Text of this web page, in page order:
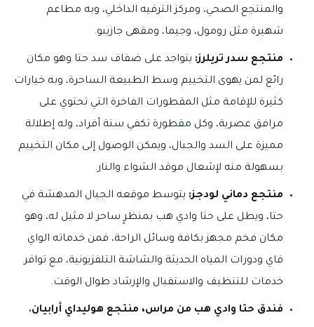
والمنتجع الصحي، ومركز الترفيه الداخلي، وبه مطاعم
شهيرة مثل رومول، وجيما، ومقهى جازيبو.
منتجع سدر تريلرز: يتواجد على ضفاف سد حتا وهو مكان
رائع لمن يهوى التخييم وسط الطبيعة الساحرة، وبه خيارات
كثيرة للإقامة مثل المقطورات الفاخرة التي تحتوي على
مرافق عصرية، وكل مقطورة تكفي ستة أفراد، وله إطلالة
مميزة على السد والجبال، ويمكن الوصول إلى مكان التخييم
بسهولة منه لإشعال موقد الشواء والنار.
منتجع دماني لودجز: يتوسط موقعه الجبال المدهشة في
حتا، ويطل على حتا وادي هب بمنظرٍ ساحر لا مثيل له، وهو
مكان فخم مجهز بكافة وسائل الراحة، فمن خدماته الواي
فاي ودورات المياه الحديثة والشاشة التلفزيونية، مع توافر
خدمات للتنظيف والاستقبال والإرشاد طوال الوقت.
فندق حتا وادي هب من مراس، منتجع هوليداي أرابيان.